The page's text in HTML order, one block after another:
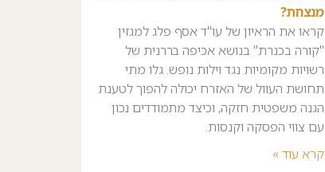
מנצחת?
קראו את הראיון של עו"ד אסף פלג למגזין
"קורה בכנרת" בנושא אכיפה בררנית של
רשויות מקומיות נגד וילות נופש. גלו מתי
תחושת העוול של האזרח יכולה להפוך לטענת
הגנה משפטית חזקה, וכיצד מתמודדים נכון
עם צווי הפסקה וקנסות.
קרא עוד »